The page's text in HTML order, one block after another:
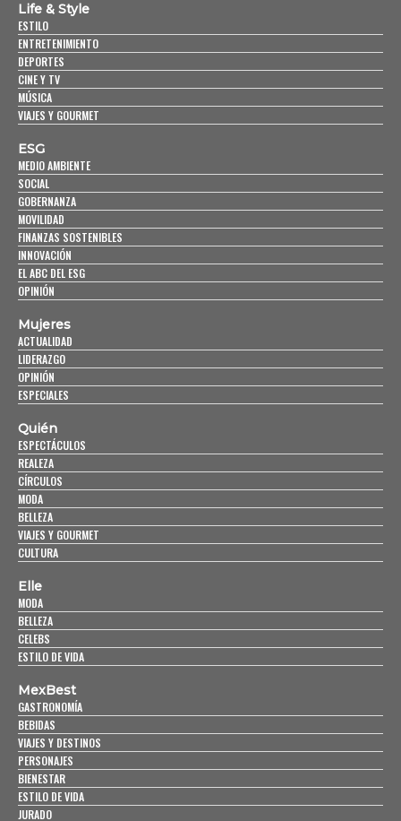
Life & Style
ESTILO
ENTRETENIMIENTO
DEPORTES
CINE Y TV
MÚSICA
VIAJES Y GOURMET
ESG
MEDIO AMBIENTE
SOCIAL
GOBERNANZA
MOVILIDAD
FINANZAS SOSTENIBLES
INNOVACIÓN
EL ABC DEL ESG
OPINIÓN
Mujeres
ACTUALIDAD
LIDERAZGO
OPINIÓN
ESPECIALES
Quién
ESPECTÁCULOS
REALEZA
CÍRCULOS
MODA
BELLEZA
VIAJES Y GOURMET
CULTURA
Elle
MODA
BELLEZA
CELEBS
ESTILO DE VIDA
MexBest
GASTRONOMÍA
BEBIDAS
VIAJES Y DESTINOS
PERSONAJES
BIENESTAR
ESTILO DE VIDA
JURADO